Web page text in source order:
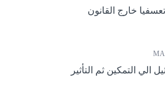
تعسفيا خارج القانون
الي التمكين ثم التأثير